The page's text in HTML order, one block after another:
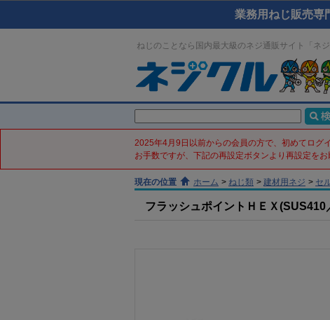
業務用ねじ販売専
ねじのことなら国内最大級のネジ通販サイト「ネ
2025年4月9日以前からの会員の方で、初めてログ
お手数ですが、下記の再設定ボタンより再設定をお
現在の位置 ホーム > ねじ類 > 建材用ネジ > セ
フラッシュポイントＨＥＸ(SUS410